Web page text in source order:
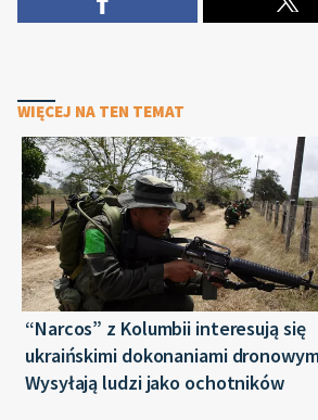
WIĘCEJ NA TEN TEMAT
“Narcos” z Kolumbii interesują się
ukraińskimi dokonaniami
Wysyłają ludzi jako ochotników